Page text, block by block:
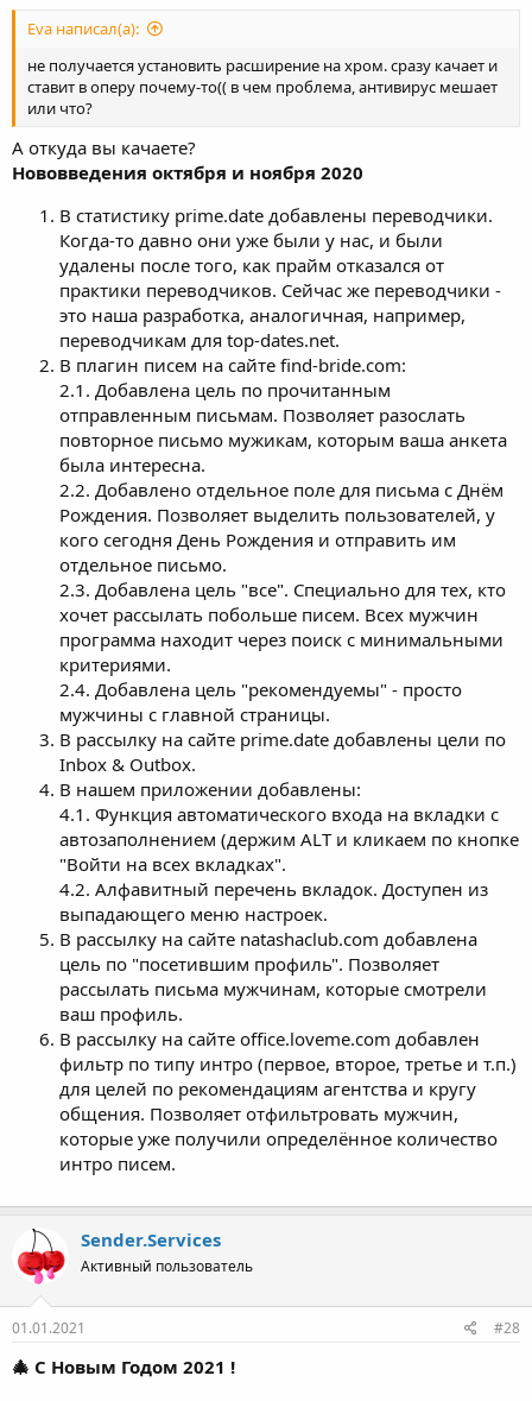
Eva написал(а):
не получается установить расширение на хром. сразу качает и
ставит в оперу почему-то(( в чем проблема, антивирус мешает
или что?
А откуда вы качаете?
Нововведения октября и ноября 2020
В статистику prime.date добавлены переводчики.
Когда-то давно они уже были у нас, и были
удалены после того, как прайм отказался от
практики переводчиков. Сейчас же переводчики -
это наша разработка, аналогичная, например,
переводчикам для top-dates.net.
В плагин писем на сайте find-bride.com:
2.1. Добавлена цель по прочитанным
отправленным письмам. Позволяет разослать
повторное письмо мужикам, которым ваша анкета
была интересна.
2.2. Добавлено отдельное поле для письма с Днём
Рождения. Позволяет выделить пользователей, у
кого сегодня День Рождения и отправить им
отдельное письмо.
2.3. Добавлена цель "все". Специально для тех, кто
хочет рассылать побольше писем. Всех мужчин
программа находит через поиск с минимальными
критериями.
2.4. Добавлена цель "рекомендуемы" - просто
мужчины с главной страницы.
В рассылку на сайте prime.date добавлены цели по
Inbox & Outbox.
В нашем приложении добавлены:
4.1. Функция автоматического входа на вкладки с
автозаполнением (держим ALT и кликаем по кнопке
"Войти на всех вкладках".
4.2. Алфавитный перечень вкладок. Доступен из
выпадающего меню настроек.
В рассылку на сайте natashaclub.com добавлена
цель по "посетившим профиль". Позволяет
рассылать письма мужчинам, которые смотрели
ваш профиль.
В рассылку на сайте office.loveme.com добавлен
фильтр по типу интро (первое, второе, третье и т.п.)
для целей по рекомендациям агентства и кругу
общения. Позволяет отфильтровать мужчин,
которые уже получили определённое количество
интро писем.
Sender.Services
Активный пользователь
01.01.2021 #28
🎄 С Новым Годом 2021 !